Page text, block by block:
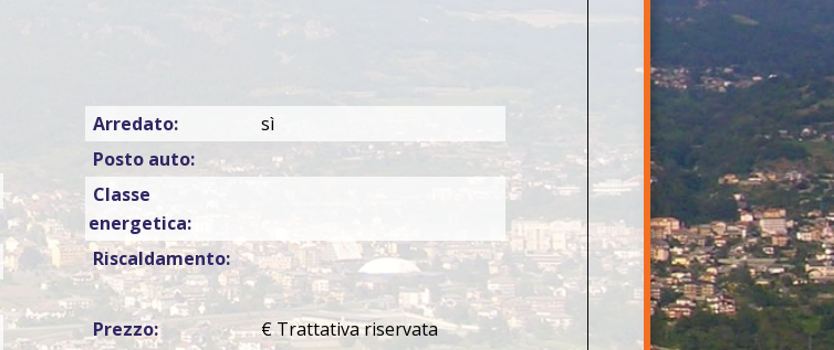
Arredato:
sì
Posto auto:
Classe
energetica:
Riscaldamento:
Prezzo: € Trattativa riservata